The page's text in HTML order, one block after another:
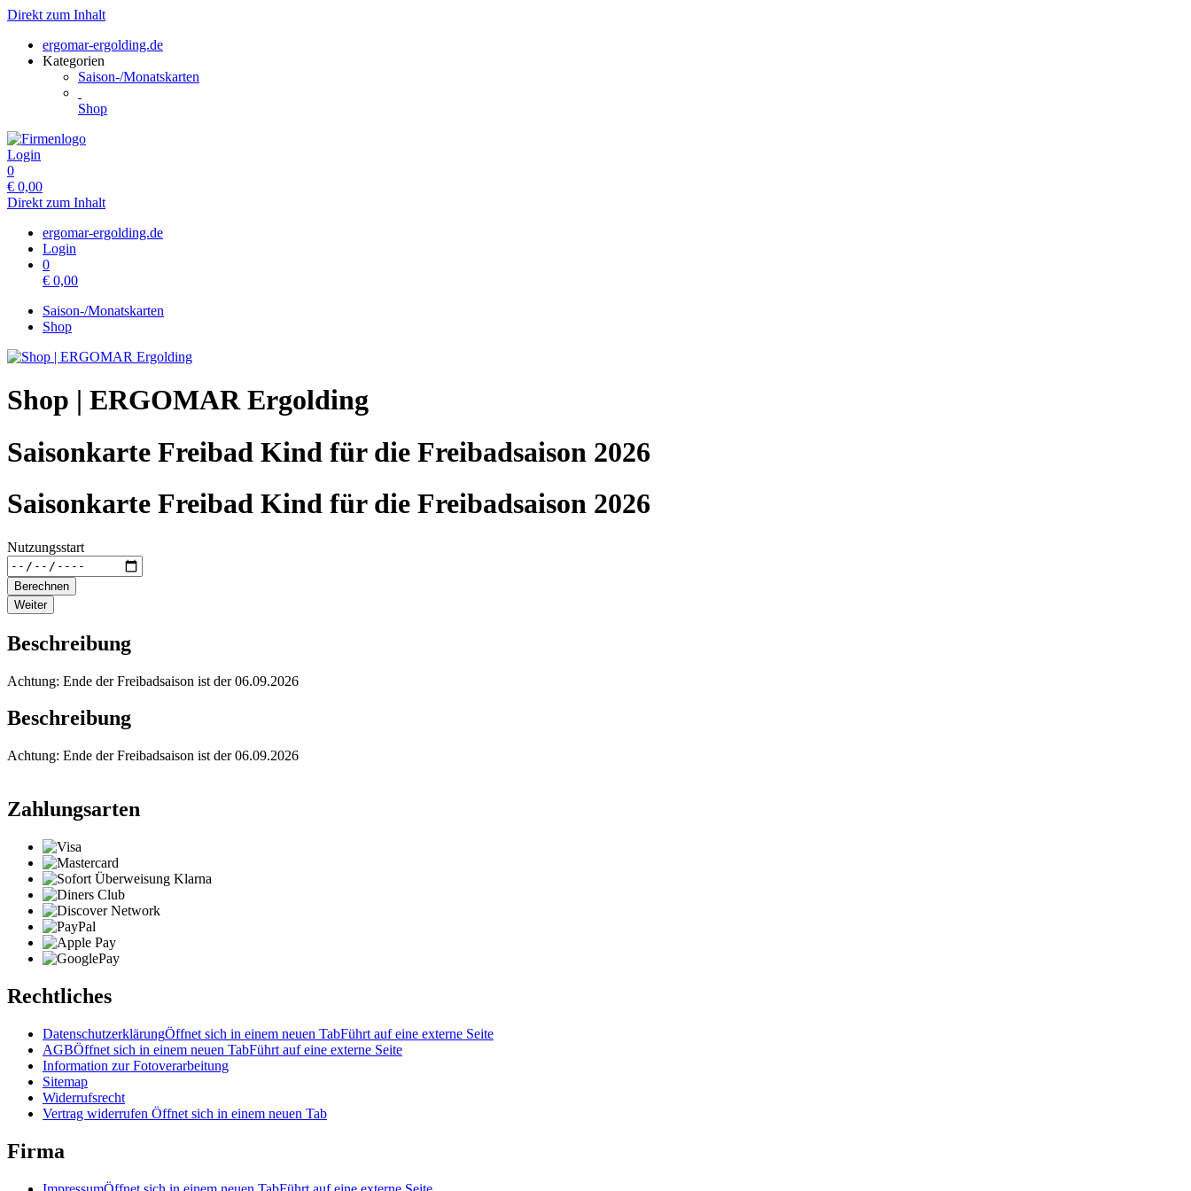
Direkt zum Inhalt
ergomar-ergolding.de
Kategorien
Saison-/Monatskarten
Shop
Login
0
€ 0,00
Direkt zum Inhalt
ergomar-ergolding.de
Login
0
€ 0,00
Saison-/Monatskarten
Shop
Shop | ERGOMAR Ergolding
Saisonkarte Freibad Kind für die Freibadsaison 2026
Saisonkarte Freibad Kind für die Freibadsaison 2026
Nutzungsstart
Berechnen
Weiter
Beschreibung
Achtung: Ende der Freibadsaison ist der 06.09.2026
Beschreibung
Achtung: Ende der Freibadsaison ist der 06.09.2026
Zahlungsarten
Rechtliches
DatenschutzerklärungÖffnet sich in einem neuen TabFührt auf eine externe Seite
AGBÖffnet sich in einem neuen TabFührt auf eine externe Seite
Information zur Fotoverarbeitung
Sitemap
Widerrufsrecht
Vertrag widerrufen Öffnet sich in einem neuen Tab
Firma